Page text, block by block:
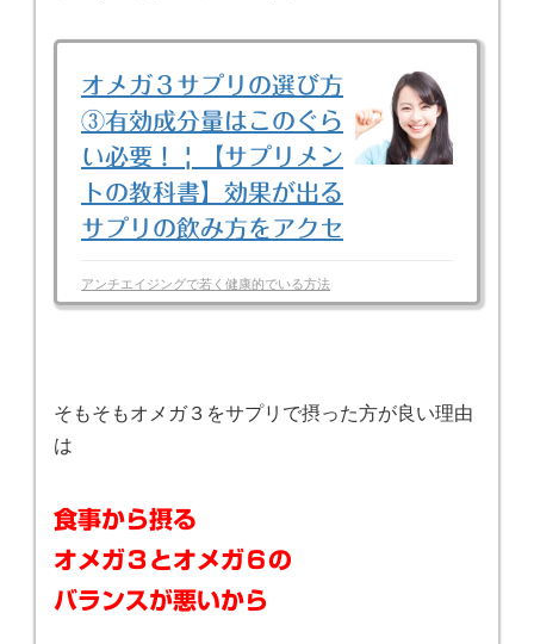
オメガ３サプリの選び方
③有効成分量はこのぐら
い必要！ | 【サプリメン
トの教科書】効果が出る
サプリの飲み方をアクセ
リエが教えます！！
に限りませんが 栄養補助系のサプリに関
して どれだけ有効成分が入っているか？
アンチエイジングで若く健康的でいる方法
そもそもオメガ３をサプリで摂った方が良い理由
は
食事から摂る
オメガ３とオメガ６の
バランスが悪いから